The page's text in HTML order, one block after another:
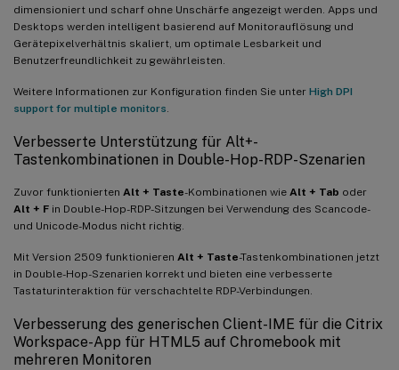
dimensioniert und scharf ohne Unschärfe angezeigt werden. Apps und
Desktops werden intelligent basierend auf Monitorauflösung und
Gerätepixelverhältnis skaliert, um optimale Lesbarkeit und
Benutzerfreundlichkeit zu gewährleisten.
Weitere Informationen zur Konfiguration finden Sie unter High DPI
support for multiple monitors
Verbesserte Unterstützung für Alt+-
Tastenkombinationen in Double-Hop-RDP-Szenarien
Zuvor funktionierten Alt + Taste-Kombinationen wie Alt + Tab oder
Alt + F in Double-Hop-RDP-Sitzungen bei Verwendung des Scancode-
und Unicode-Modus nicht richtig.
Mit Version 2509 funktionieren Alt + Taste-Tastenkombinationen jetzt
in Double-Hop-Szenarien korrekt und bieten eine verbesserte
Tastaturinteraktion für verschachtelte RDP-Verbindungen.
Verbesserung des generischen Client-IME für die Citrix
Workspace-App für HTML5 auf Chromebook mit
mehreren Monitoren